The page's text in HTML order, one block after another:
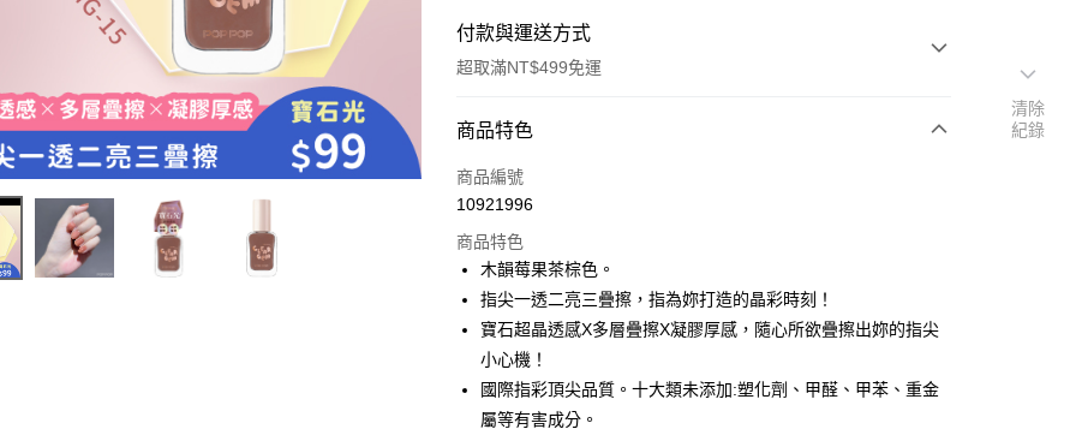
付款與運送方式
超取滿NT$499免運
付款方式
信用卡一次付款
LINE Pay
Apple Pay
街口支付
悠遊付
商品特色
商品編號
10921996
商品特色
木韻莓果茶棕色。
指尖一透二亮三疊擦，指為妳打造的晶彩時刻！
寶石超晶透感X多層疊擦X凝膠厚感，隨心所欲疊擦出妳的指尖
小心機！
國際指彩頂尖品質。十大類未添加:塑化劑、甲醛、甲苯、重金
屬等有害成分。
清除
紀錄